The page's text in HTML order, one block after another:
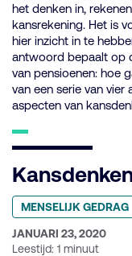
het denken in,
kansrekening. Het is
hier inzicht in te
antwoord bepaalt op
van pensioenen: hoe
van een serie van
aspecten van
Geplaatst
categorie:
MENSELIJK GEDRAG
GEPUBLICEERD
OP:
JANUARI 23, 2020
Leestijd: 1 minuut